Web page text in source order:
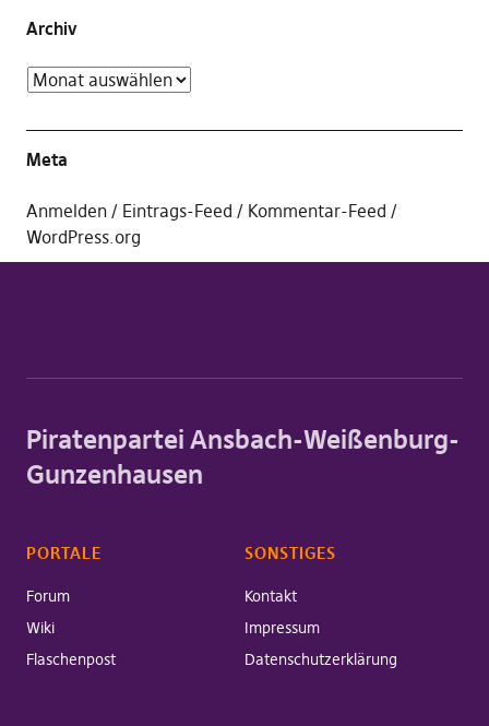
Archiv
Meta
Anmelden Eintrags-Feed
Kommentar-Feed
WordPress.org
Piratenpartei Ansbach-Weißenburg-
Gunzenhausen
PORTALE
Forum
Wiki
Flaschenpost
SONSTIGES
Kontakt
Impressum
Datenschutzerklärung